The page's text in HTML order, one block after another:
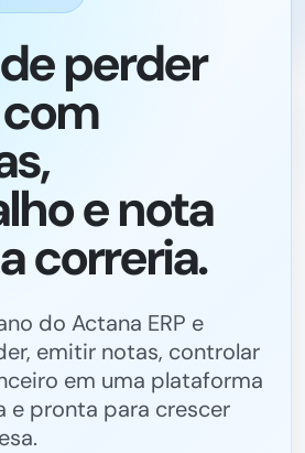
perder
e nota
correria.
do Actana ERP e
emitir notas, controlar
em uma plataforma
e pronta para crescer